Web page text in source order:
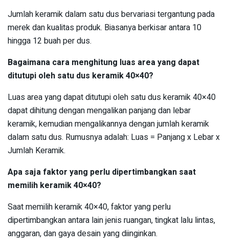
Jumlah keramik dalam satu dus bervariasi tergantung pada
merek dan kualitas produk. Biasanya berkisar antara 10
hingga 12 buah per dus.
Bagaimana cara menghitung luas area yang dapat
ditutupi oleh satu dus keramik 40×40?
Luas area yang dapat ditutupi oleh satu dus keramik 40×40
dapat dihitung dengan mengalikan panjang dan lebar
keramik, kemudian mengalikannya dengan jumlah keramik
dalam satu dus. Rumusnya adalah: Luas = Panjang x Lebar x
Jumlah Keramik.
Apa saja faktor yang perlu dipertimbangkan saat
memilih keramik 40×40?
Saat memilih keramik 40×40, faktor yang perlu
dipertimbangkan antara lain jenis ruangan, tingkat lalu lintas,
anggaran, dan gaya desain yang diinginkan.